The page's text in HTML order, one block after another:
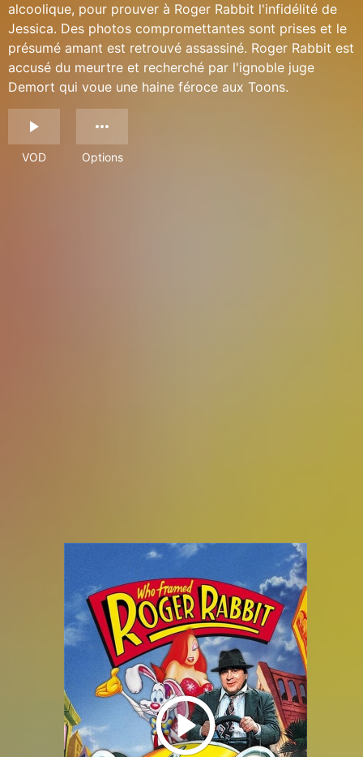
alcoolique, pour prouver à Roger Rabbit l'infidélité de
Jessica. Des photos compromettantes sont prises et le
présumé amant est retrouvé assassiné. Roger Rabbit est
accusé du meurtre et recherché par l'ignoble juge
Demort qui voue une haine féroce aux Toons.
VOD Options